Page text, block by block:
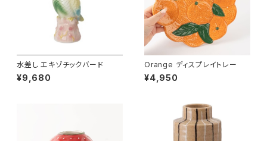
水差し エキゾチックバード
¥9,680
Orange ディスプレイトレー
¥4,950